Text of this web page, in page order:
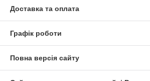
Доставка та оплата
Графік роботи
Повна версія сайту